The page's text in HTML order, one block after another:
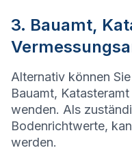
3. Bauamt,
Alternativ können
Bauamt,
wenden. Als
Bodenrichtwerte,
werden.